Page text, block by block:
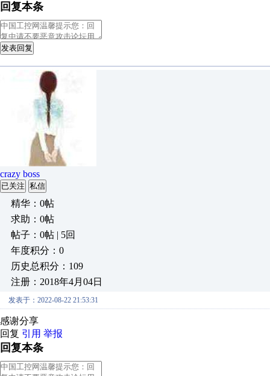
回复本条
发表回复
crazy boss
已关注 私信
精华：0帖
求助：0帖
帖子：0帖 | 5回
年度积分：0
历史总积分：109
注册：2018年4月04日
发表于：2022-08-22 21:53:31
感谢分享
回复 引用 举报
回复本条